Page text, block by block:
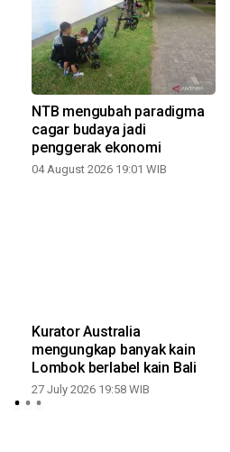
NTB mengubah paradigma
cagar budaya jadi
penggerak ekonomi
04 August 2026 19:01 WIB
Kurator Australia
mengungkap banyak kain
Lombok berlabel kain Bali
27 July 2026 19:58 WIB